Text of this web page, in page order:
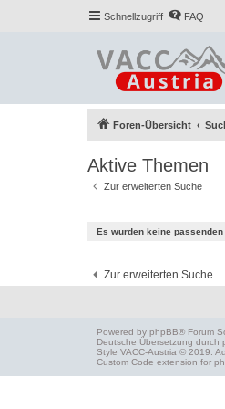
Schnellzugriff FAQ
Foren-Übersicht
Aktive Themen
Zur erweiterten Suche
Es wurden keine passenden
Zur erweiterten Suche
Powered by phpBB® Forum
Deutsche Übersetzung durch
Style VACC-Austria © 2019.
Custom Code extension for